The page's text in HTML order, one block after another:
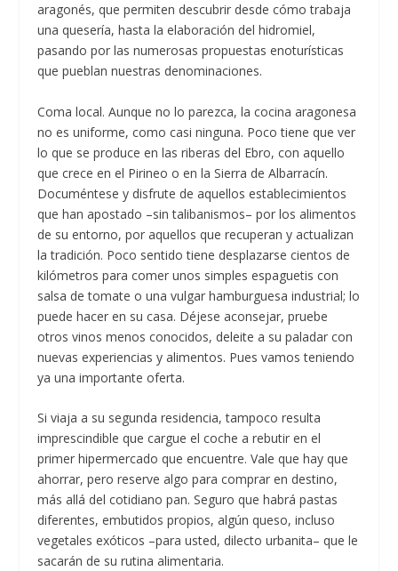
aragonés, que permiten descubrir desde cómo trabaja
una quesería, hasta la elaboración del hidromiel,
pasando por las numerosas propuestas enoturísticas
que pueblan nuestras denominaciones.
Coma local. Aunque no lo parezca, la cocina aragonesa
no es uniforme, como casi ninguna. Poco tiene que ver
lo que se produce en las riberas del Ebro, con aquello
que crece en el Pirineo o en la Sierra de Albarracín.
Documéntese y disfrute de aquellos establecimientos
que han apostado –sin talibanismos– por los alimentos
de su entorno, por aquellos que recuperan y actualizan
la tradición. Poco sentido tiene desplazarse cientos de
kilómetros para comer unos simples espaguetis con
salsa de tomate o una vulgar hamburguesa industrial; lo
puede hacer en su casa. Déjese aconsejar, pruebe
otros vinos menos conocidos, deleite a su paladar con
nuevas experiencias y alimentos. Pues vamos teniendo
ya una importante oferta.
Si viaja a su segunda residencia, tampoco resulta
imprescindible que cargue el coche a rebutir en el
primer hipermercado que encuentre. Vale que hay que
ahorrar, pero reserve algo para comprar en destino,
más allá del cotidiano pan. Seguro que habrá pastas
diferentes, embutidos propios, algún queso, incluso
vegetales exóticos –para usted, dilecto urbanita– que le
sacarán de su rutina alimentaria.